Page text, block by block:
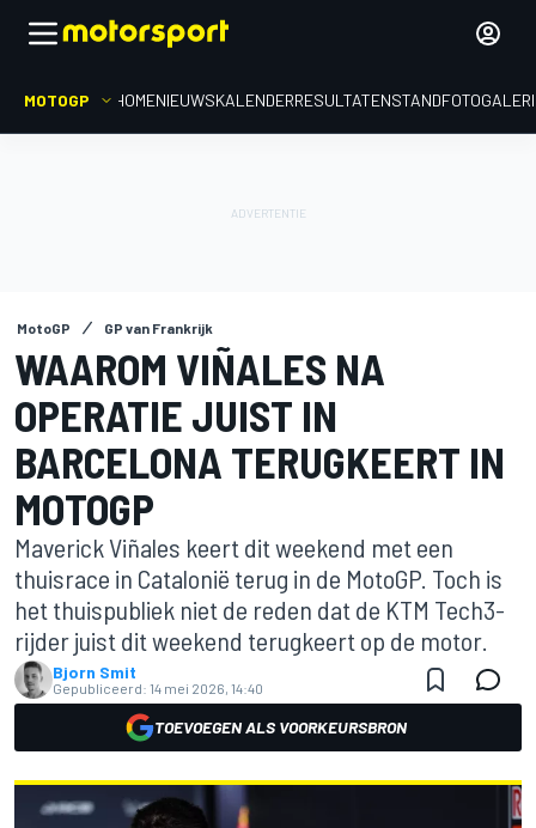
MOTOGP HOMENIEUWSKALENDERRESULTATENSTAND
MotoGP GP van Frankrijk
WAAROM VIÑALES NA
OPERATIE JUIST IN
BARCELONA TERUGKEERT IN
MOTOGP
Maverick Viñales keert dit weekend met een
thuisrace in Catalonië terug in de MotoGP. Toch is
het thuispubliek niet de reden dat de KTM Tech3-
rijder juist dit weekend terugkeert op de motor.
Bjorn Smit
Gepubliceerd: 14 mei 2026, 14:40
TOEVOEGEN ALS VOORKEURSBRON